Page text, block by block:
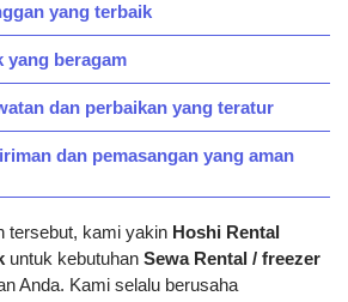
yang terbaik
yang beragam
dan perbaikan yang teratur
dan pemasangan yang aman
tersebut, kami yakin Hoshi Rental
untuk kebutuhan Sewa Rental / freezer
Anda. Kami selalu berusaha